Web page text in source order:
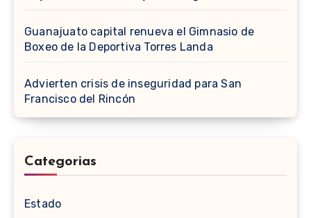
Guanajuato capital renueva el Gimnasio de
Boxeo de la Deportiva Torres Landa
Advierten crisis de inseguridad para San
Francisco del Rincón
Categorias
Estado